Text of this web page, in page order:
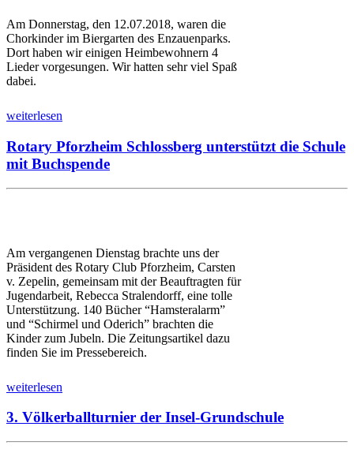
Am Donnerstag, den 12.07.2018, waren die
Chorkinder im Biergarten des Enzauenparks.
Dort haben wir einigen Heimbewohnern 4
Lieder vorgesungen. Wir hatten sehr viel Spaß
dabei.
weiterlesen
Rotary Pforzheim Schlossberg unterstützt die Schule
mit Buchspende
Am vergangenen Dienstag brachte uns der
Präsident des Rotary Club Pforzheim, Carsten
v. Zepelin, gemeinsam mit der Beauftragten für
Jugendarbeit, Rebecca Stralendorff, eine tolle
Unterstützung. 140 Bücher “Hamsteralarm”
und “Schirmel und Oderich” brachten die
Kinder zum Jubeln. Die Zeitungsartikel dazu
finden Sie im Pressebereich.
weiterlesen
3. Völkerballturnier der Insel-Grundschule